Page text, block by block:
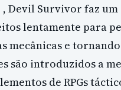
Devil Survivor faz
lentamente para
mecânicas e
são introduzidos a
de RPGs